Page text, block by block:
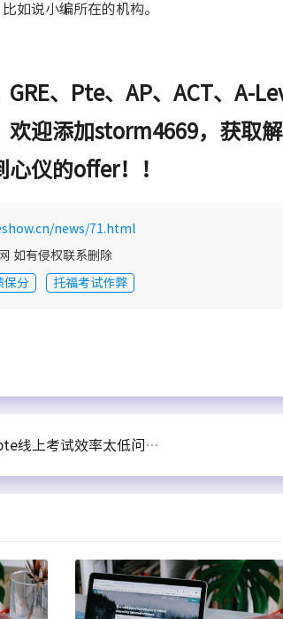
比如说小编所在的机构。
、Pte、AP、ACT、A-
欢迎添加storm4669，获取
心仪的offer！！
news/71.html
如有侵权联系删除
保分 托福考试作弊
上考试效率太低问题！